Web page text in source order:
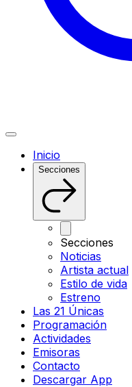
Inicio
Secciones
Secciones
Noticias
Artista actual
Estilo de vida
Estreno
Las 21 Únicas
Programación
Actividades
Emisoras
Contacto
Descargar App